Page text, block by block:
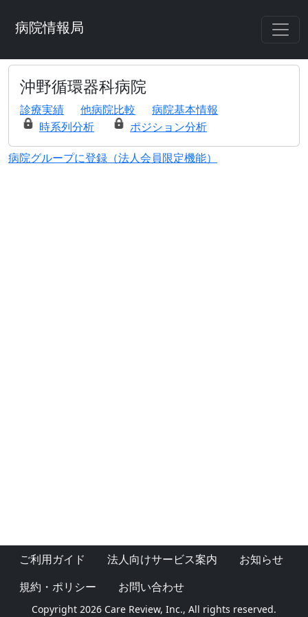
病院情報局
沖野循環器科病院
診療実績 他病院比較
病院基本情報
時系列分析
ポジション分析
病院グループに登録（法人会員限定機能）
ご利用ガイド 法人向けサービス案内
お知らせ
規約・ポリシー
お問い合わせ
Copyright 2026 Care Review, Inc., All rights reserved.